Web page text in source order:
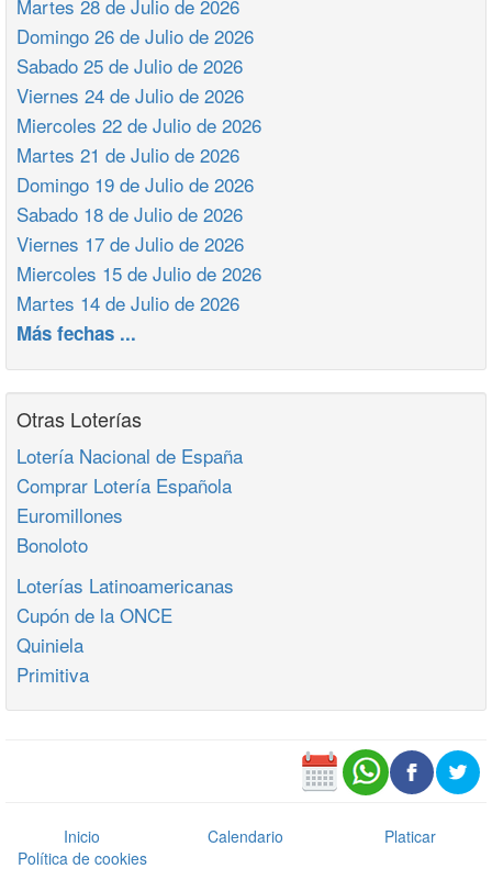
Martes 28 de Julio de 2026
Domingo 26 de Julio de 2026
Sabado 25 de Julio de 2026
Viernes 24 de Julio de 2026
Miercoles 22 de Julio de 2026
Martes 21 de Julio de 2026
Domingo 19 de Julio de 2026
Sabado 18 de Julio de 2026
Viernes 17 de Julio de 2026
Miercoles 15 de Julio de 2026
Martes 14 de Julio de 2026
Más fechas ...
Otras Loterías
Lotería Nacional de España
Comprar Lotería Española
Euromillones
Bonoloto
Loterías Latinoamericanas
Cupón de la ONCE
Quiniela
Primitiva
Inicio Calendario
Platicar
Política de cookies